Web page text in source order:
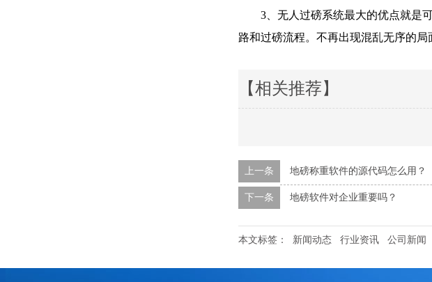
3、无人过磅系统最大的优点就是可
路和过磅流程。不再出现混乱无序的局
【相关推荐】
上一条 地磅称重软件的源代码怎么用？
下一条 地磅软件对企业重要吗？
本文标签： 新闻动态 行业资讯 公司新闻